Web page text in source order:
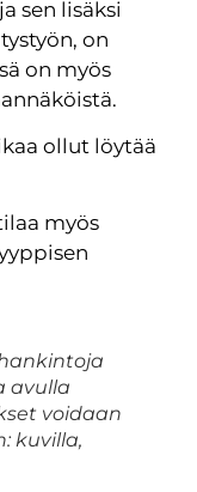
sen lisäksi
on
on myös
ollut löytää
myös
avulla
voidaan
kuvilla,